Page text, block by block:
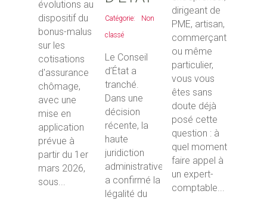
évolutions au
dispositif du
bonus-malus
sur les
cotisations
d'assurance
chômage,
avec une
mise en
application
prévue à
partir du 1er
mars 2026,
sous...
Non
classé
Le Conseil
d’État a
tranché.
Dans une
décision
récente, la
haute
juridiction
administrative
a confirmé la
légalité du
dirigeant de
PME, artisan,
commerçant
ou même
particulier,
vous vous
êtes sans
doute déjà
posé cette
question : à
quel moment
faire appel à
un expert-
comptable...